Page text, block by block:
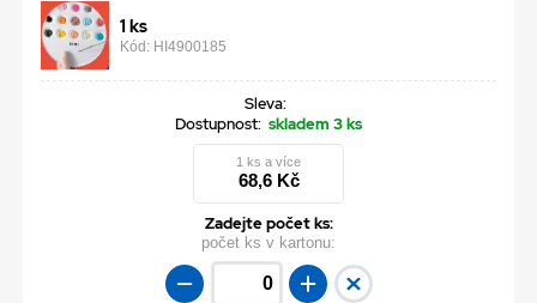
1 ks
Kód: HI4900185
Sleva:
Dostupnost: skladem 3 ks
1 ks a více
68,6 Kč
Zadejte počet ks:
počet ks v kartonu: